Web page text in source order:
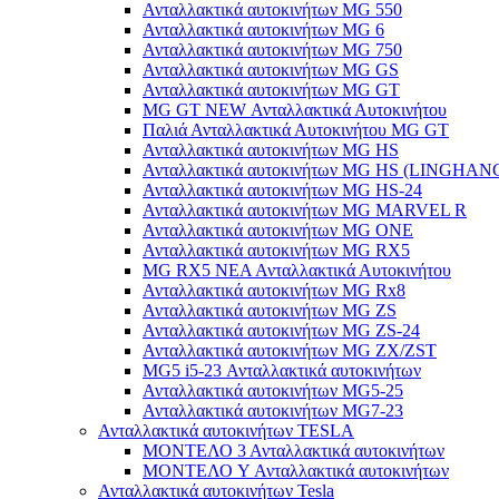
Ανταλλακτικά αυτοκινήτων MG 550
Ανταλλακτικά αυτοκινήτων MG 6
Ανταλλακτικά αυτοκινήτων MG 750
Ανταλλακτικά αυτοκινήτων MG GS
Ανταλλακτικά αυτοκινήτων MG GT
MG GT NEW Ανταλλακτικά Αυτοκινήτου
Παλιά Ανταλλακτικά Αυτοκινήτου MG GT
Ανταλλακτικά αυτοκινήτων MG HS
Ανταλλακτικά αυτοκινήτων MG HS
Ανταλλακτικά αυτοκινήτων MG HS-24
Ανταλλακτικά αυτοκινήτων MG MARVEL R
Ανταλλακτικά αυτοκινήτων MG ONE
Ανταλλακτικά αυτοκινήτων MG RX5
MG RX5 ΝΕΑ Ανταλλακτικά Αυτοκινήτου
Ανταλλακτικά αυτοκινήτων MG Rx8
Ανταλλακτικά αυτοκινήτων MG ZS
Ανταλλακτικά αυτοκινήτων MG ZS-24
Ανταλλακτικά αυτοκινήτων MG ZX/ZST
MG5 i5-23 Ανταλλακτικά αυτοκινήτων
Ανταλλακτικά αυτοκινήτων MG5-25
Ανταλλακτικά αυτοκινήτων MG7-23
Ανταλλακτικά αυτοκινήτων TESLA
ΜΟΝΤΕΛΟ 3 Ανταλλακτικά αυτοκινήτων
ΜΟΝΤΕΛΟ Y Ανταλλακτικά αυτοκινήτων
Ανταλλακτικά αυτοκινήτων Tesla